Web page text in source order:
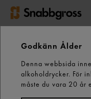
Start Vårt
Lösviktsgodis
Godkänn Ålder
Denna webbsida
alkoholdrycker. För
måste du vara 20 år